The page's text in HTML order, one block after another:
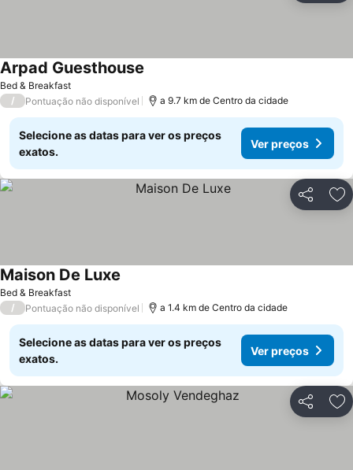
Bed & Breakfast
Arpad Guesthouse
/ Pontuação não disponível a 9.7 km de Centro da cidade
Selecione as datas para ver os preços
exatos.
Ver preços
Partilhar
Bed & Breakfast
Maison De Luxe
/ Pontuação não disponível a 1.4 km de Centro da cidade
Selecione as datas para ver os preços
exatos.
Ver preços
Partilhar